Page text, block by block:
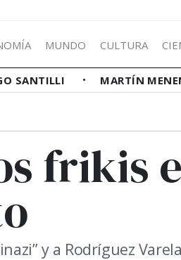
MUNDO CULTURA
SANTILLI MARTÍN
frikis
y a Rodríguez